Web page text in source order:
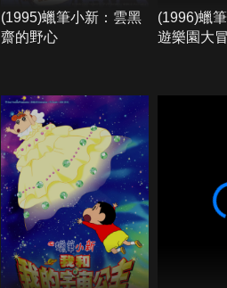
(1995)蠟筆小新：雲黑
齋的野心
(1996)蠟
遊樂園大